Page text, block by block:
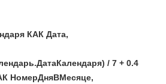
КАК Дата,
/ 7 + 0.4
НомерДняВМесяце,